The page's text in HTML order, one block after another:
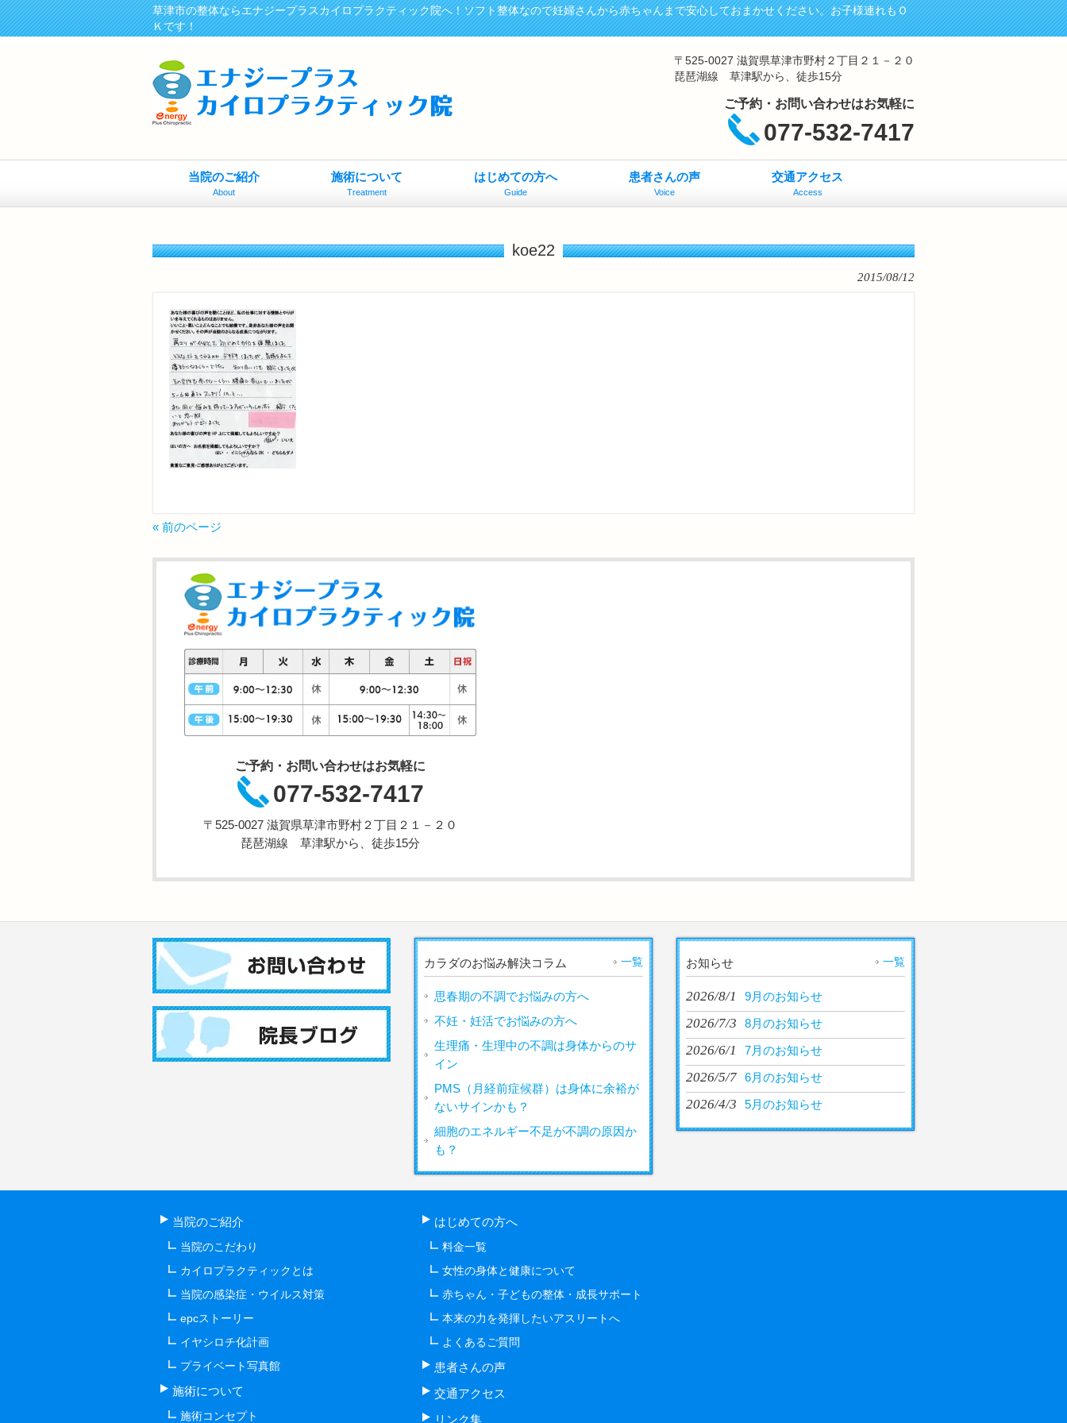
草津市の整体ならエナジープラスカイロプラクティック院へ！ソフト整体なので妊婦さんから赤ちゃんまで安心しておまかせください。お子様連れもＯ
Ｋです！
〒525-0027 滋賀県草津市野村２丁目２１－２０
琵琶湖線 草津駅から、徒歩15分
ご予約・お問い合わせはお気軽に
077-532-7417
当院のご紹介
About
施術について
Treatment
はじめての方へ
Guide
患者さんの声
Voice
交通アクセス
Access
koe22
2015/08/12
« 前のページ
ご予約・お問い合わせはお気軽に
077-532-7417
〒525-0027 滋賀県草津市野村２丁目２１－２０
琵琶湖線 草津駅から、徒歩15分
カラダのお悩み解決コラム 一覧
思春期の不調でお悩みの方へ
不妊・妊活でお悩みの方へ
生理痛・生理中の不調は身体からのサ
イン
PMS（月経前症候群）は身体に余裕が
ないサインかも？
細胞のエネルギー不足が不調の原因か
も？
お知らせ 一覧
2026/8/1 9月のお知らせ
2026/7/3 8月のお知らせ
2026/6/1 7月のお知らせ
2026/5/7 6月のお知らせ
2026/4/3 5月のお知らせ
当院のご紹介
当院のこだわり
カイロプラクティックとは
当院の感染症・ウイルス対策
epcストーリー
イヤシロチ化計画
プライベート写真館
施術について
施術コンセプト
はじめての方へ
料金一覧
女性の身体と健康について
赤ちゃん・子どもの整体・成長サポート
本来の力を発揮したいアスリートへ
よくあるご質問
患者さんの声
交通アクセス
リンク集